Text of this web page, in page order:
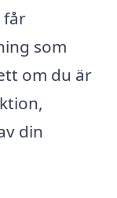
får
som
om du är
din